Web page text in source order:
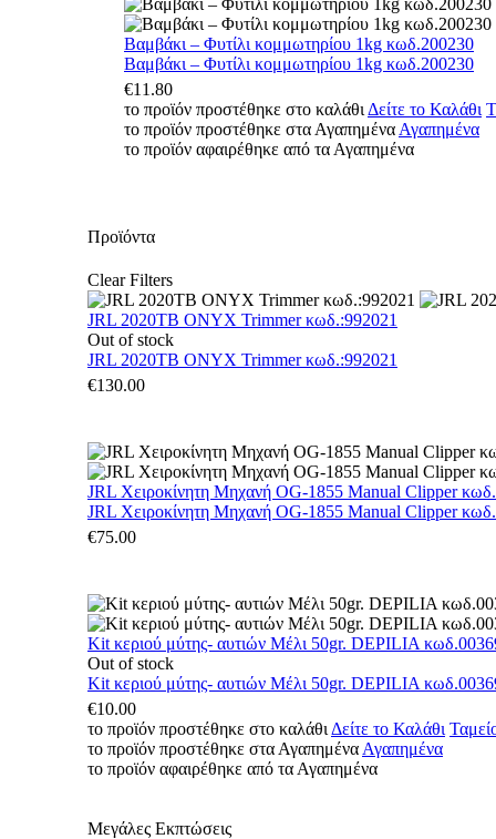
Βαμβάκι – Φυτίλι κομμωτηρίου 1kg κωδ.200230
Βαμβάκι – Φυτίλι κομμωτηρίου 1kg κωδ.200230
€11.80
το προϊόν προστέθηκε στο καλάθι Δείτε το Καλάθι
το προϊόν προστέθηκε στα Αγαπημένα Αγαπημένα
το προϊόν αφαιρέθηκε από τα Αγαπημένα
Προϊόντα
Clear Filters
JRL 2020TB ONYX Trimmer κωδ.:992021
Out of stock
JRL 2020TB ONYX Trimmer κωδ.:992021
€130.00
JRL Χειροκίνητη Μηχανή OG-1855 Manual Clipper
JRL Χειροκίνητη Μηχανή OG-1855 Manual Clipper
€75.00
Kit κεριού μύτης- αυτιών Μέλι 50gr. DEPILIA
Out of stock
Kit κεριού μύτης- αυτιών Μέλι 50gr. DEPILIA
€10.00
το προϊόν προστέθηκε στο καλάθι Δείτε το Καλάθι
το προϊόν προστέθηκε στα Αγαπημένα Αγαπημένα
το προϊόν αφαιρέθηκε από τα Αγαπημένα
Μεγάλες Εκπτώσεις